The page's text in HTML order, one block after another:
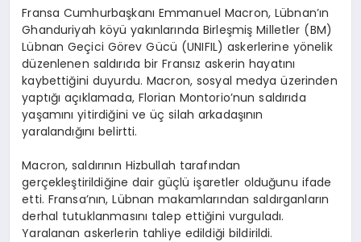
Fransa Cumhurbaşkanı Emmanuel Macron, Lübnan’ın
Ghanduriyah köyü yakınlarında Birleşmiş Milletler (BM)
Lübnan Geçici Görev Gücü (UNIFIL) askerlerine yönelik
düzenlenen saldırıda bir Fransız askerin hayatını
kaybettiğini duyurdu. Macron, sosyal medya üzerinden
yaptığı açıklamada, Florian Montorio’nun saldırıda
yaşamını yitirdiğini ve üç silah arkadaşının
yaralandığını belirtti.
Macron, saldırının Hizbullah tarafından
gerçekleştirildiğine dair güçlü işaretler olduğunu ifade
etti. Fransa’nın, Lübnan makamlarından saldırganların
derhal tutuklanmasını talep ettiğini vurguladı.
Yaralanan askerlerin tahliye edildiği bildirildi.